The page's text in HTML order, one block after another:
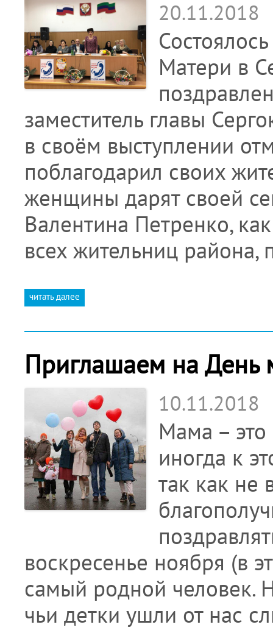
20.11.2018
Матери в
заместитель главы
в своём выступлении
поблагодарил своих
женщины дарят своей
Валентина Петренко,
всех жительниц района,
читать далее
Приглашаем на День
10.11.2018
Мама – это
иногда к
так как не
воскресенье ноября (в
самый родной человек.
чьи детки ушли от нас